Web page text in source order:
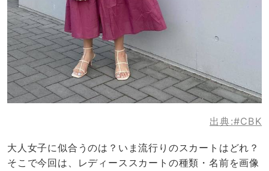
出典:#CBK
大人女子に似合うのは？いま流行りのスカートはどれ？
そこで今回は、レディーススカートの種類・名前を画像